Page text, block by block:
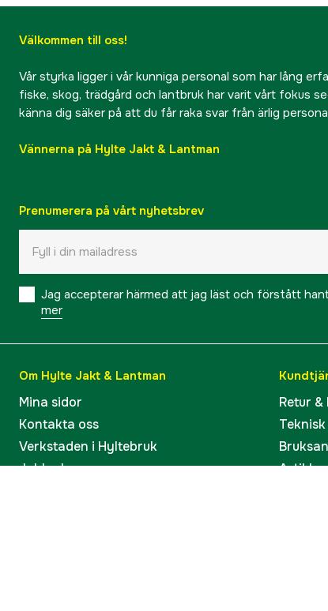
Välkommen till oss!
Vår styrka ligger i vår kunniga personal som har lång
fiske, skog, trädgård och lantbruk har varit vårt fokus
känna dig säker på att du får raka svar från ärlig
Vännerna på Hylte Jakt & Lantman
Prenumerera på vårt nyhetsbrev
Jag accepterar härmed att jag läst och förstått
mer
Om Hylte Jakt & Lantman
Mina sidor
Kontakta oss
Verkstaden i Hyltebruk
Jobba hos oss
Retur
Artiklar